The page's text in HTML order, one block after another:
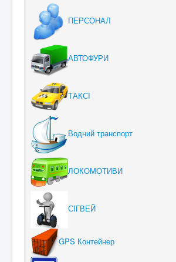
ПЕРСОНАЛ
АВТОФУРИ
ТАКСІ
Водний транспорт
ЛОКОМОТИВИ
СІГВЕЙ
GPS Контейнер